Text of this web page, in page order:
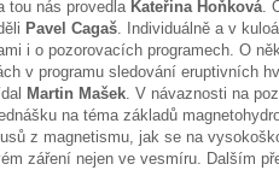
tou nás provedla Kateřina Hoňková.
Pavel Cagaš. Individuálně a v
i o pozorovacích programech. O
v programu sledování eruptivních
Martin Mašek. V návaznosti na
na téma základů
z magnetismu, jak se na
záření nejen ve vesmíru. Dalším